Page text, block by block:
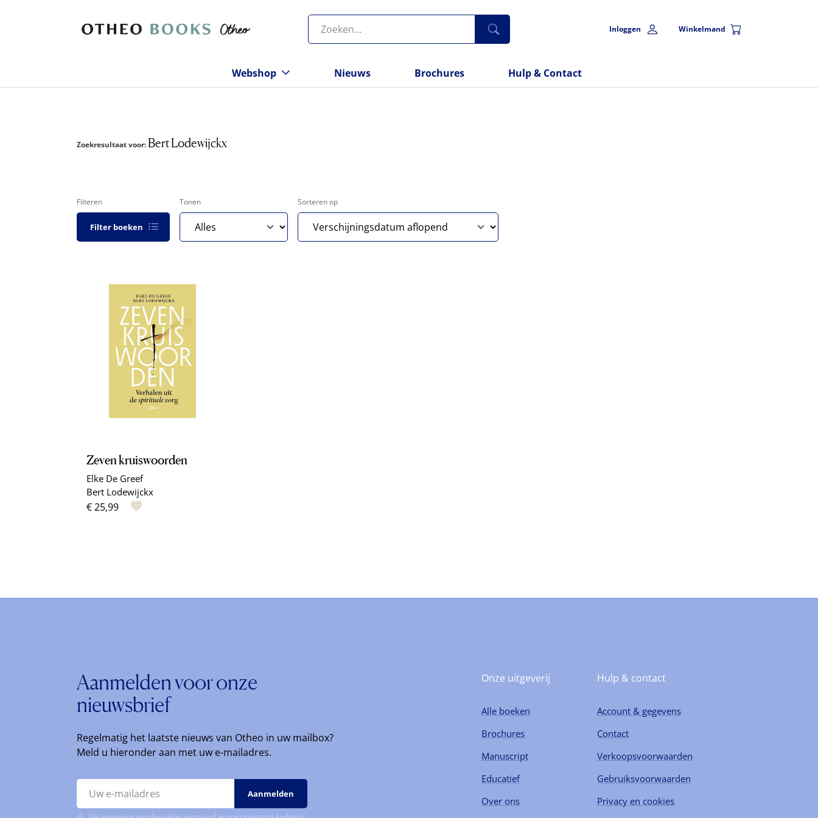
Inloggen Winkelmand
Webshop Nieuws Brochures Hulp & Contact
Zoekresultaat voor: Bert Lodewijckx
Filteren
Filter boeken
Tonen Sorteren op
Zeven kruiswoorden
Elke De Greef
Bert Lodewijckx
€ 25,99
Aanmelden voor onze
nieuwsbrief
Regelmatig het laatste nieuws van Otheo in uw mailbox?
Meld u hieronder aan met uw e-mailadres.
Onze uitgeverij
Alle boeken
Brochures
Manuscript
Educatief
Over ons
Hulp & contact
Account & gegevens
Contact
Verkoopsvoorwaarden
Gebruiksvoorwaarden
Privacy en cookies